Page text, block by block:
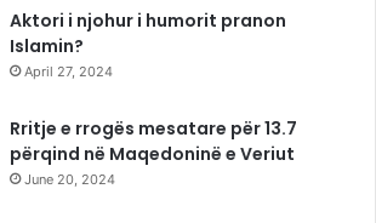
Aktori i njohur i humorit pranon
Islamin?
April 27, 2024
Rritje e rrogës mesatare për 13.7
përqind në Maqedoninë e Veriut
June 20, 2024